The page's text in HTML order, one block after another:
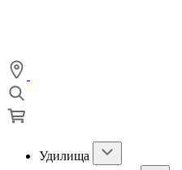
Удилища